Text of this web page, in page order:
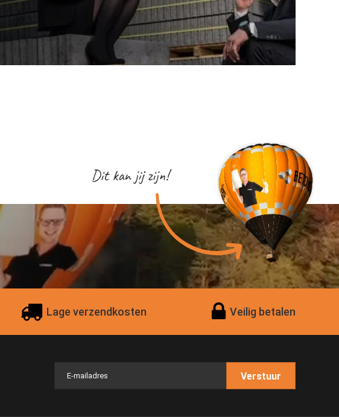
Dit kan jij zijn!
Lage verzendkosten Veilig betalen
Verstuur